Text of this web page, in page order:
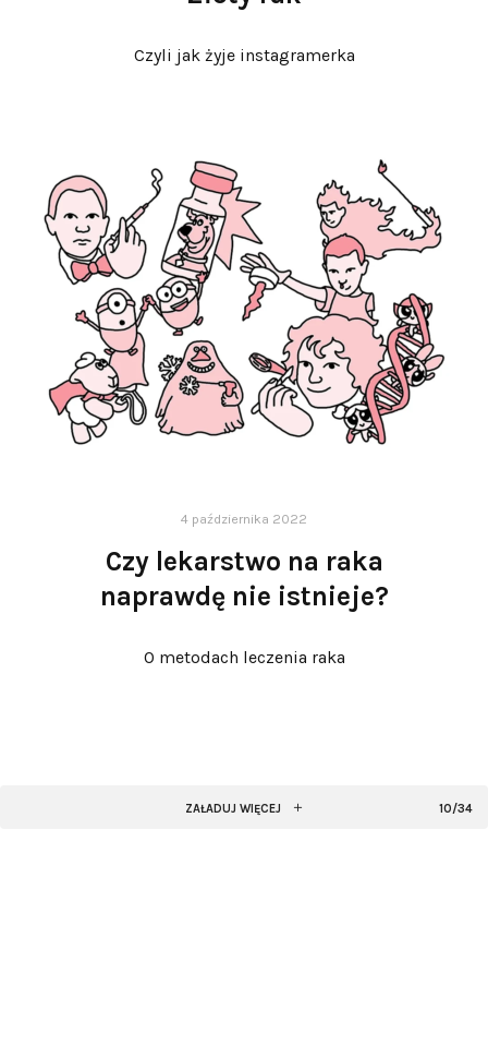
Czyli jak żyje instagramerka
4 października 2022
Czy lekarstwo na raka
naprawdę nie istnieje?
O metodach leczenia raka
ZAŁADUJ WIĘCEJ 10/34